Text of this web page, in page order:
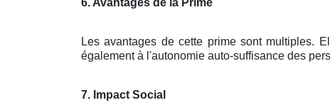
6. Avantages de la Prime
Les avantages de cette prime sont multiples.
également à l'autonomie auto-suffisance des
7. Impact Social